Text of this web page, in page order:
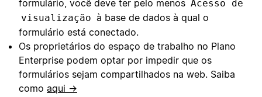
formulário, você deve ter pelo menos Acesso de
visualização à base de dados à qual o
formulário está conectado.
Os proprietários do espaço de trabalho no Plano
Enterprise podem optar por impedir que os
formulários sejam compartilhados na web. Saiba
como aqui →